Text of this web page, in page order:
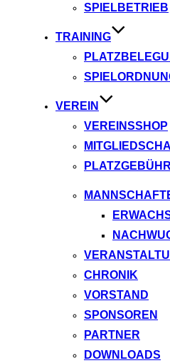
SPIELBETRIEB
TRAINING
VEREIN
VEREINSSHOP
CHRONIK
VORSTAND
SPONSOREN
PARTNER
DOWNLOADS